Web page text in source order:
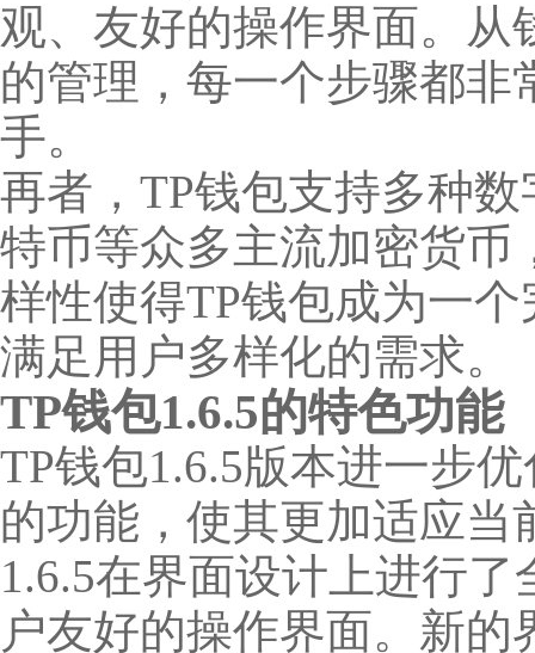
观、友好的操作界面。
的管理，每一个步骤都
手。
再者，TP钱包支持多种
特币等众多主流加密货币
样性使得TP钱包成为一
满足用户多样化的需求。
TP钱包1.6.5的特色功能
TP钱包1.6.5版本进一步
的功能，使其更加适应当
1.6.5在界面设计上进行
户友好的操作界面。新